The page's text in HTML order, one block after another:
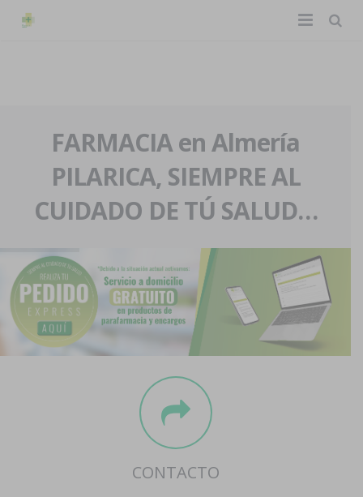
La farmacia
Nuestra historia
Nuestro equipo
Eventos
Servicios y reservas
Pedidos express
Blog
Contacto
Boletín
FARMACIA en Almería
PILARICA, SIEMPRE AL
CUIDADO DE TÚ SALUD…
CONTACTO